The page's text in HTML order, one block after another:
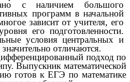
с наличием большого
программ в начальной
зависит от учителя, его
его подготовленности.
условия центральных и
отличаются.
подход по
Выпускник математической
готов к ЕГЭ по математике